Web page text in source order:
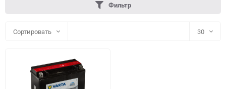
Фильтр
Сортировать 30